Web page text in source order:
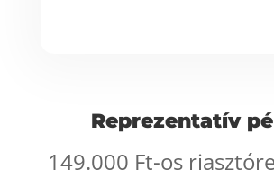
Reprezentatív
149.000 Ft-os